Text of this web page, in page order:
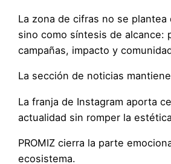
La zona de cifras no se plantea
sino como síntesis de alcance:
campañas, impacto y
La sección de noticias
La franja de Instagram aporta
actualidad sin romper la
PROMIZ cierra la parte
ecosistema.